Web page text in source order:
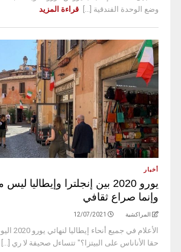
وضع الوحدة الفندقية [...]
قراءة المزيد
أخبار
يورو 2020 بين إنجلترا وإيطاليا
وإنما صراع ثقافي
المراكشية 12/07/2021
الأعلام في
حقا الأناناس على البيتزا؟" تتساءل صحيفة لا ري [...]